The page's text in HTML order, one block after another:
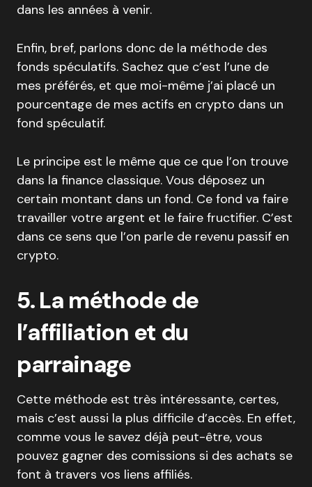
dans les années à venir.
Enfin, bref, parlons donc de la méthode des
fonds spéculatifs. Sachez que c’est l’une de
mes préférés, et que moi-même j’ai placé un
pourcentage de mes actifs en crypto dans un
fond spéculatif.
Le principe est le même que ce que l’on trouve
dans la finance classique. Vous déposez un
certain montant dans un fond. Ce fond va faire
travailler votre argent et le faire fructifier. C’est
dans ce sens que l’on parle de revenu passif en
crypto.
5. La méthode de
l’affiliation et du
parrainage
Cette méthode est très intéressante, certes,
mais c’est aussi la plus difficile d’accès. En effet,
comme vous le savez déjà peut-être, vous
pouvez gagner des comissions si des achats se
font à travers vos liens affiliés.